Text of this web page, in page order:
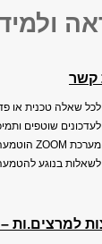
קשר
לכל שאלה טכנית או
לעדכונים שוטפים
מערכת ZOOM הוטמעה ב-Moodle. לקבלת לפרטים נוספים
לשאלות בנוגע
למרצים.ות